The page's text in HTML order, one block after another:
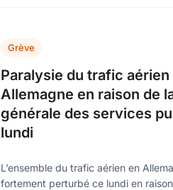
Grève
Paralysie du trafic aérien
Allemagne en raison de
générale des services
lundi
L’ensemble du trafic aérien en
fortement perturbé ce lundi en raison